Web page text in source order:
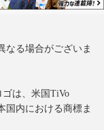
なる場合がございま
は、米国TiVo
国内における商標ま